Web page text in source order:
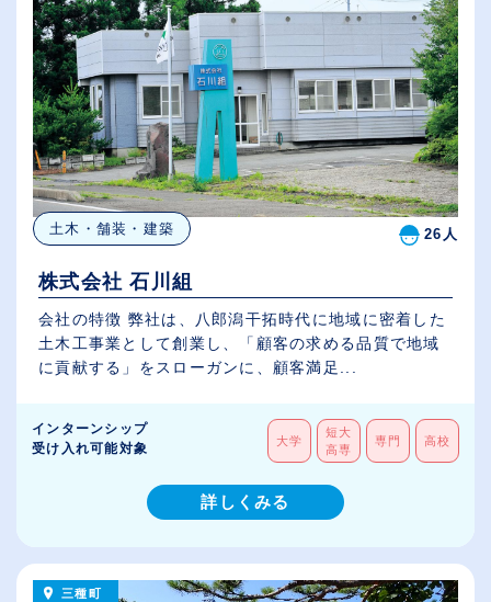
休日数が多い順
土木・舗装・建築 26人
株式会社 石川組
会社の特徴 弊社は、八郎潟干拓時代に地域に密着した
土木工事業として創業し、「顧客の求める品質で地域
に貢献する」をスローガンに、顧客満足...
インターンシップ
受け入れ可能対象
大学
短大
高専
専門 高校
詳しくみる
三種町